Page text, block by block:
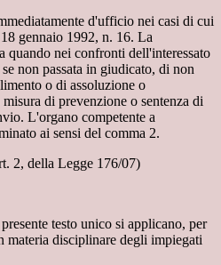
d'ufficio nei casi di cui
gennaio 1992, n. 16. La
quando nei confronti dell'interessato
non passata in giudicato, di non
o di assoluzione o
di prevenzione o sentenza di
L'organo competente a
ai sensi del comma 2.
2, della Legge 176/07)
testo unico si applicano, per
materia disciplinare degli impiegati